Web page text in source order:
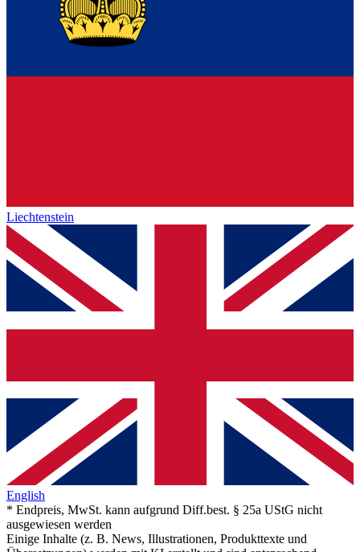
Liechtenstein
English
* Endpreis, MwSt. kann aufgrund Diff.best. § 25a UStG nicht
ausgewiesen werden
Einige Inhalte (z. B. News, Illustrationen, Produkttexte und